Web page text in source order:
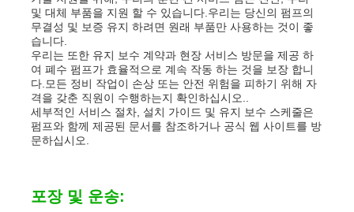
및 대체 부품을 지원 할 수 있습니다.우리는 당신의 펌프의
무결성 및 보증 유지 하려면 원래 부품만 사용하는 것이 좋
습니다.
우리는 또한 유지 보수 계약과 현장 서비스 방문을 제공 하
여 폐수 펌프가 효율적으로 계속 작동 하는 것을 보장 합니
다.모든 정비 작업이 손상 또는 안전 위험을 피하기 위해 자
격을 갖춘 직원이 수행하는지 확인하십시오..
세부적인 서비스 절차, 설치 가이드 및 유지 보수 스케줄은
펌프와 함께 제공된 문서를 참조하거나 공식 웹 사이트를 방
문하십시오.
포장 및 운송: